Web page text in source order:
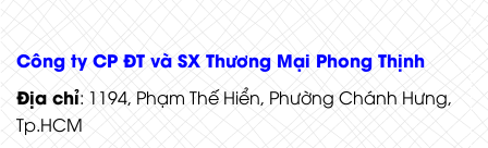
Công ty CP ĐT và SX Thương Mại Phong Thịnh
Địa chỉ: 1194, Phạm Thế Hiển, Phường Chánh Hưng,
Tp.HCM